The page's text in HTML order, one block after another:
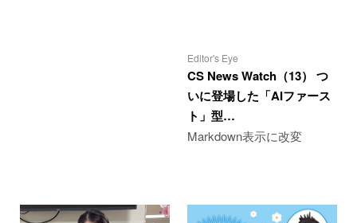
Editor's Eye
CS News Watch（13） つ
いに登場した「AIファース
ト」型…
Markdown表示に改変